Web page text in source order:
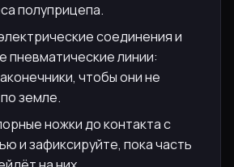
полуприцепа.
соединения и
пневматические линии:
чтобы они не
земле.
ножки до контакта с
и зафиксируйте, пока часть